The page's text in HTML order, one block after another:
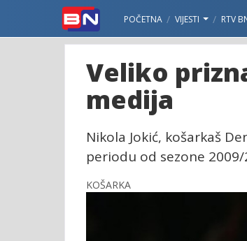
POČETNA VIJESTI RTV
Veliko
medija
Nikola Jokić, košarkaš
periodu od sezone
KOŠARKA